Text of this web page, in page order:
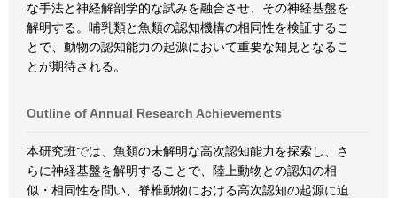
な手法と神経解剖学的な試みを融合させ、その神経基盤を
解明する。哺乳類と魚類の認知機構の相同性を検証するこ
とで、動物の認知能力の起源において重要な知見となるこ
とが期待される。
Outline of Annual Research Achievements
本研究班では、魚類の未解明な高次認知能力を探索し、さ
らに神経基盤を解明することで、陸上動物との認知の相
似・相同性を問い、脊椎動物における高次認知の起源に迫